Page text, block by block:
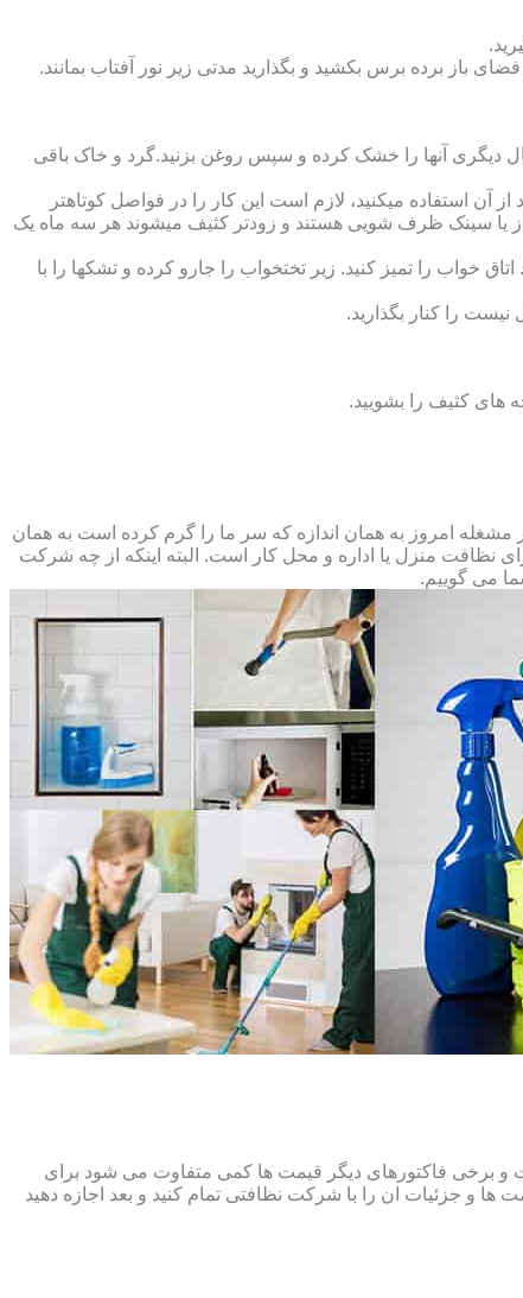
باز برده برس بکشید و بگذارید مدتی زیر نور آفتاب بمانند.
دیگری آنها را خشک کرده و سپس روغن بزنید.گرد و خاک باقی
آن استفاده می‏کنید، لازم است این کار را در فواصل کوتاه‏تر
یا سینک ظرف شویی هستند و زودتر کثیف می‏شوند هر سه ماه یک
خواب را تمیز کنید. زیر تختخواب را جارو کرده و تشک‏ها را با
را کنار بگذارید.
های کثیف را بشویید.
امروز به همان اندازه که سر ما را گرم کرده است به همان
نظافت منزل یا اداره و محل کار است. البته اینکه از چه شرکت
می گوییم.
و برخی فاکتورهای دیگر قیمت ها کمی متفاوت می شود برای
و جزئیات ان را با شرکت نظافتی تمام کنید و بعد اجازه دهید